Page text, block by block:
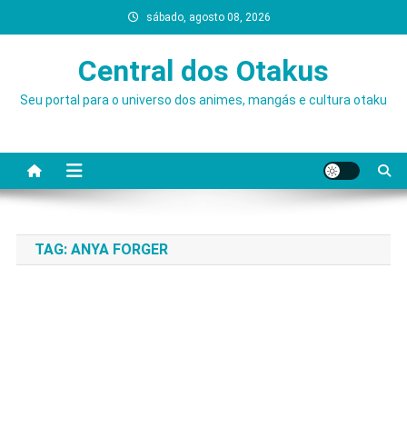
to
sábado, agosto 08, 2026
Central dos Otakus
Seu portal para o universo dos animes, mangás e cultura otaku
TAG: ANYA FORGER